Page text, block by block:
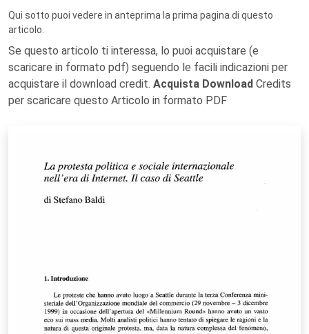
Qui sotto puoi vedere in anteprima la prima pagina di questo
articolo.
Se questo articolo ti interessa, lo puoi acquistare (e
scaricare in formato pdf) seguendo le facili indicazioni per
acquistare il download credit. Acquista Download Credits
per scaricare questo Articolo in formato PDF